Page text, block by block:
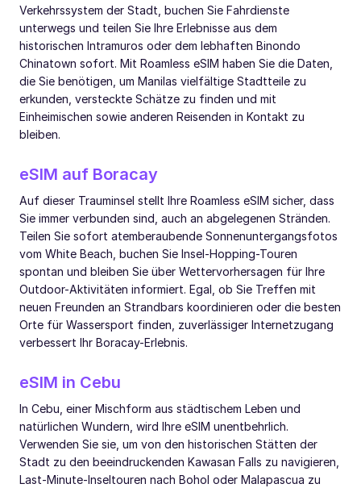
Verkehrssystem der Stadt, buchen Sie Fahrdienste
unterwegs und teilen Sie Ihre Erlebnisse aus dem
historischen Intramuros oder dem lebhaften Binondo
Chinatown sofort. Mit Roamless eSIM haben Sie die Daten,
die Sie benötigen, um Manilas vielfältige Stadtteile zu
erkunden, versteckte Schätze zu finden und mit
Einheimischen sowie anderen Reisenden in Kontakt zu
bleiben.
eSIM auf Boracay
Auf dieser Trauminsel stellt Ihre Roamless eSIM sicher, dass
Sie immer verbunden sind, auch an abgelegenen Stränden.
Teilen Sie sofort atemberaubende Sonnenuntergangsfotos
vom White Beach, buchen Sie Insel-Hopping-Touren
spontan und bleiben Sie über Wettervorhersagen für Ihre
Outdoor-Aktivitäten informiert. Egal, ob Sie Treffen mit
neuen Freunden an Strandbars koordinieren oder die besten
Orte für Wassersport finden, zuverlässiger Internetzugang
verbessert Ihr Boracay-Erlebnis.
eSIM in Cebu
In Cebu, einer Mischform aus städtischem Leben und
natürlichen Wundern, wird Ihre eSIM unentbehrlich.
Verwenden Sie sie, um von den historischen Stätten der
Stadt zu den beeindruckenden Kawasan Falls zu navigieren,
Last-Minute-Inseltouren nach Bohol oder Malapascua zu